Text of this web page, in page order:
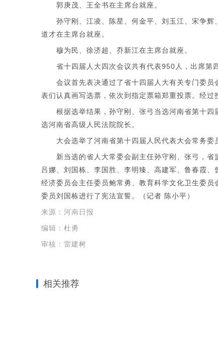
郭庚茂、王全书在主席台就座。
孙守刚、江凌、陈星、何金平、刘玉江、宋争辉
道才在主席台就座。
穆为民、徐济超、乔新江在主席台就座。
省十四届人大四次会议共有代表950人，出席第
会议首先表决通过了省十四届人大有关专门委员
表们认真画写选票，依次到指定票箱郑重投票。经
根据选举结果，孙守刚、张弓当选河南省第十四
选河南省高级人民法院院长。
大会选举了河南省第十四届人民代表大会常务委
新当选的省人大常委会副主任孙守刚、张弓，省
吕娜、刘国栋、李国胜、李明臻、高建军、鲁春霞
经济委员会主任委员鲍常勇、教育科学文化卫生委
委员刘国栋进行了宪法宣誓。（记者 陈小平）
来源：河南日报
编辑：杜勇
审核：雷建树
相关推荐